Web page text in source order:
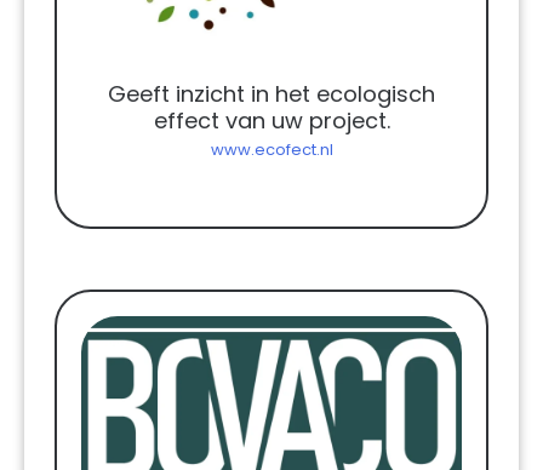
Geeft inzicht in het ecologisch
effect van uw project.
www.ecofect.nl